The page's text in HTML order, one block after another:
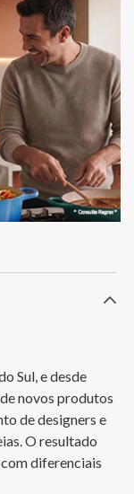
Sul, e desde
novos produtos
de designers e
O resultado
diferenciais